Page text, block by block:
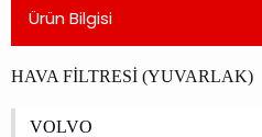
Ürün Bilgisi
HAVA FİLTRESİ (YUVARLAK)
VOLVO